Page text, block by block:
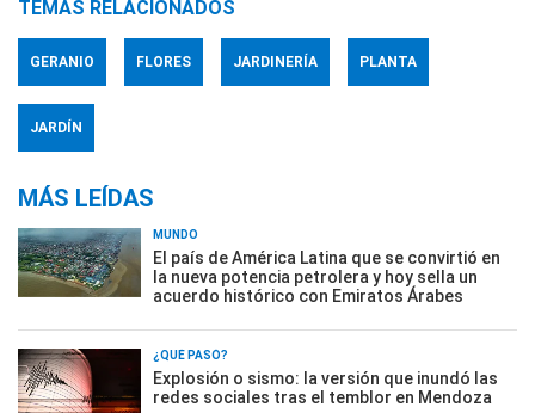
TEMAS RELACIONADOS
GERANIO FLORES JARDINERÍA PLANTA
JARDÍN
MÁS LEÍDAS
MUNDO
El país de América Latina que se convirtió en
la nueva potencia petrolera y hoy sella un
acuerdo histórico con Emiratos Árabes
¿QUÉ PASÓ?
Explosión o sismo: la versión que inundó las
redes sociales tras el temblor en Mendoza